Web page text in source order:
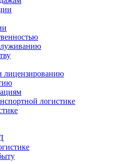
лицензированию
логистике